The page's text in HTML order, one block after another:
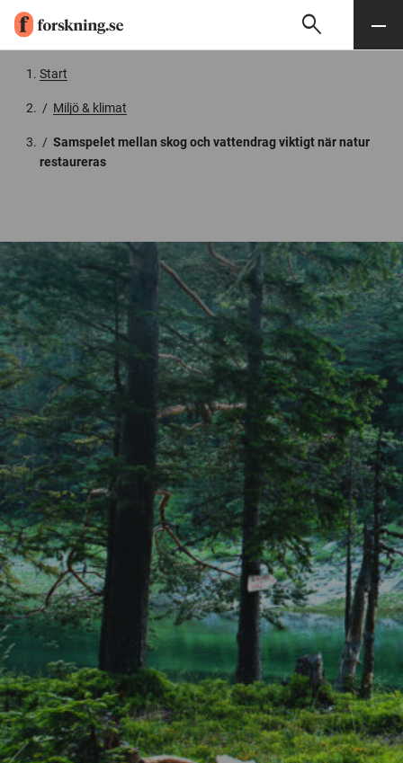
Söksearch Meny
Start
/ Miljö & klimat
/ Samspelet mellan skog och vattendrag viktigt när natur
restaureras